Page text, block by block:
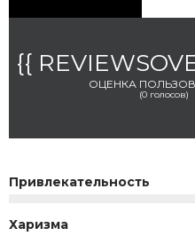
{{
ОЦЕНКА
(0 голосов)
Привлекательность
Харизма